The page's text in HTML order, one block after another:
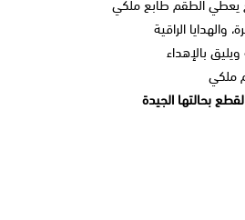
يعطي الطقم طابع ملكي
والهدايا الراقية
بالإهداء
ملكي
بحالتها الجيدة